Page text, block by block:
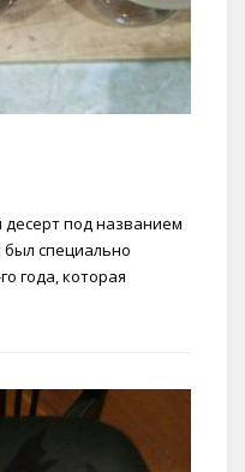
десерт под названием
был специально
года, которая